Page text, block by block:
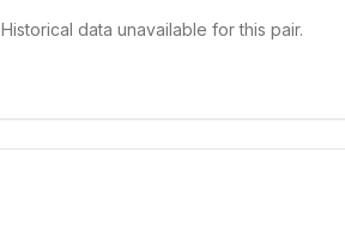
Historical data unavailable for this pair.